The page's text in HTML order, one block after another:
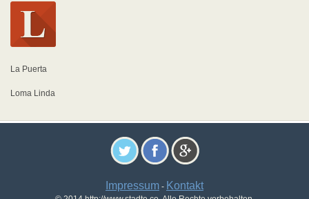
La Puerta
Loma Linda
Impressum - Kontakt